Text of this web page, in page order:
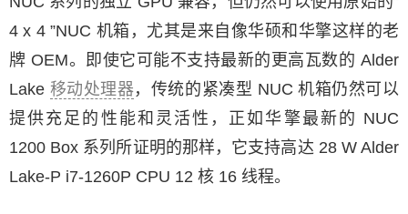
4 x 4 ”NUC 机箱，尤其是来自像华硕和华擎这样的老
牌 OEM。即使它可能不支持最新的更高瓦数的 Alder
Lake 移动处理器，传统的紧凑型 NUC 机箱仍然可以
提供充足的性能和灵活性，正如华擎最新的 NUC
1200 Box 系列所证明的那样，它支持高达 28 W Alder
Lake-P i7-1260P CPU 12 核 16 线程。